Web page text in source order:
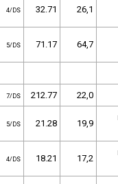
4/DS 32.71 26,1
5/DS 71.17 64,7
7/DS 212.77 22,0
5/DS 21.28 19,9
4/DS 18.21 17,2